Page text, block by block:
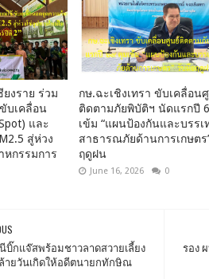
ยงราย ร่วม
บเคลื่อน
และ
สู่ห่วง
กรรมการ
กษ.ฉะเชิงเทรา ขับเคลื่อน
ติดตามภัยพิบัติฯ นัดแรกปี
เข้ม “แผนป้องกันและบรรเ
สาธารณภัยด้านการเกษตร
ฤดูฝน
June 16, 2026 0
รอง
บิ๊กแจ๊สพร้อมชาวลาดสวายเลี้ยง
ายวันเกิดให้อดีตนายกทักษิณ